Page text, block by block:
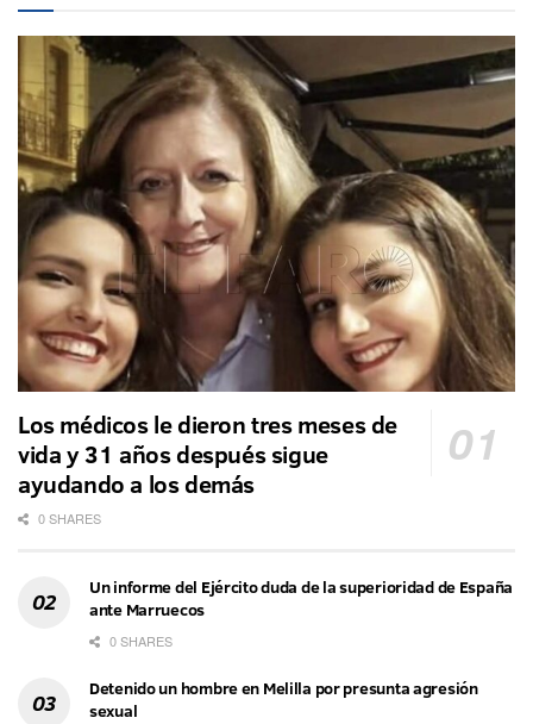
Los médicos le dieron tres meses de
vida y 31 años después sigue
ayudando a los demás
0 SHARES
Un informe del Ejército duda de la superioridad de España
ante Marruecos
0 SHARES
Detenido un hombre en Melilla por presunta agresión
sexual